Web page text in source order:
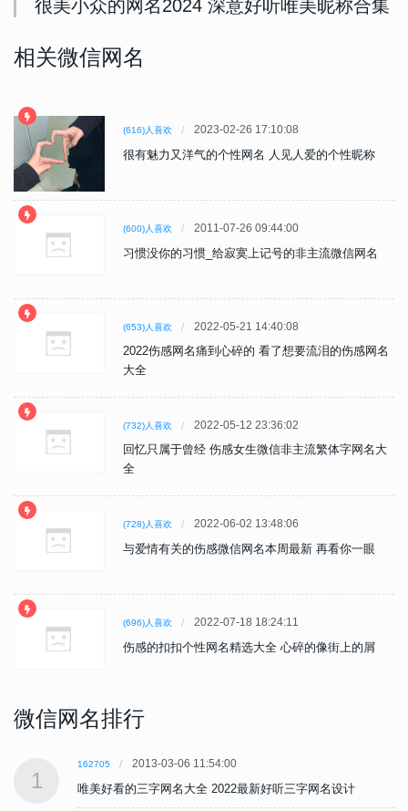
很美小众的网名2024 深意好听唯美昵称合集
相关微信网名
(616)人喜欢 2023-02-26 17:10:08
很有魅力又洋气的个性网名 人见人爱的个性昵称
(600)人喜欢 2011-07-26 09:44:00
习惯没你的习惯_给寂寞上记号的非主流微信网名
(653)人喜欢 2022-05-21 14:40:08
2022伤感网名痛到心碎的 看了想要流泪的伤感网名
大全
(732)人喜欢 2022-05-12 23:36:02
回忆只属于曾经 伤感女生微信非主流繁体字网名大
全
(728)人喜欢 2022-06-02 13:48:06
与爱情有关的伤感微信网名本周最新 再看你一眼
(696)人喜欢 2022-07-18 18:24:11
伤感的扣扣个性网名精选大全 心碎的像街上的屑
微信网名排行
1
162705 2013-03-06 11:54:00
唯美好看的三字网名大全 2022最新好听三字网名设计